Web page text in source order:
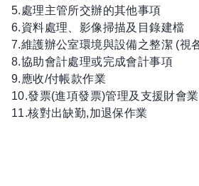
5.處理主管所交辦的其他事項
6.資料處理、影像掃描及目錄建檔
7.維護辦公室環境與設備之整潔 (視
8.協助會計處理或完成會計事項
9.應收/付帳款作業
10.發票(進項發票)管理及支援財會
11.核對出缺勤,加退保作業